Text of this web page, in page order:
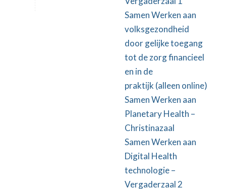
Samen Werken aan
volksgezondheid
door gelijke toegang
tot de zorg financieel
en in de
praktijk (alleen online)
Samen Werken aan
Planetary Health –
Christinazaal
Samen Werken aan
Digital Health
technologie–
Vergaderzaal 2